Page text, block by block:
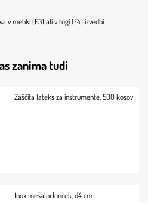
v mehki (F3) ali v togi (F4) izvedbi.
zanima tudi
Zaščita lateks za instrumente, 500 kosov
Inox mešalni lonček, d4 cm